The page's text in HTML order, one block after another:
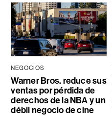
NEGOCIOS
Warner Bros. reduce sus
ventas por pérdida de
derechos de la NBA y un
débil negocio de cine